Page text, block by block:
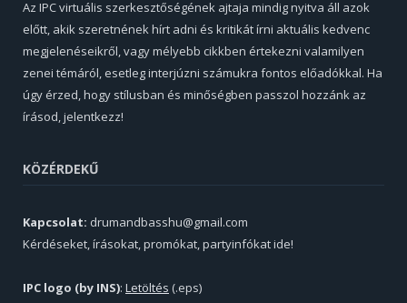
Az IPC virtuális szerkesztőségének ajtaja mindig nyitva áll azok
előtt, akik szeretnének hírt adni és kritikát írni aktuális kedvenc
megjelenéseikről, vagy mélyebb cikkben értekezni valamilyen
zenei témáról, esetleg interjúzni számukra fontos előadókkal. Ha
úgy érzed, hogy stílusban és minőségben passzol hozzánk az
írásod, jelentkezz!
KÖZÉRDEKŰ
Kapcsolat: drumandbasshu@gmail.com
Kérdéseket, írásokat, promókat, partyinfókat ide!
IPC logo (by INS): Letöltés (.eps)